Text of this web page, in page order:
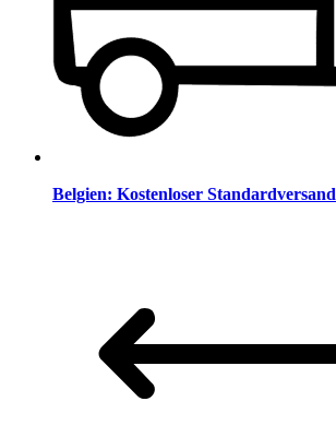
Belgien: Kostenloser Standardversand